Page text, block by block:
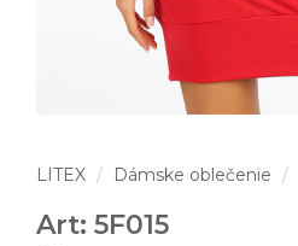
LITEX Dámske oblečenie
Art: 5F015